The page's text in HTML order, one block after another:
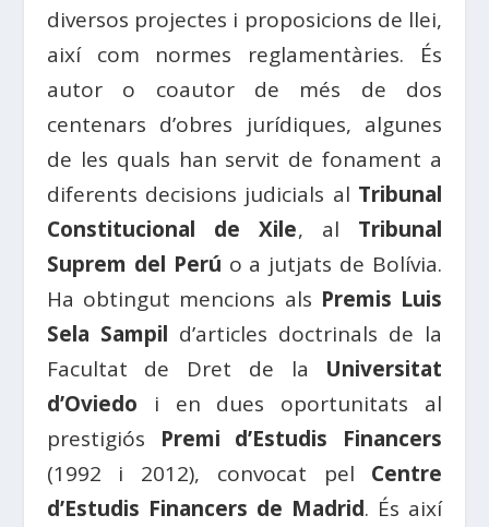
diversos projectes i proposicions de llei,
així com normes reglamentàries. És
autor o coautor de més de dos
centenars d’obres jurídiques, algunes
de les quals han servit de fonament a
diferents decisions judicials al Tribunal
Constitucional de Xile, al Tribunal
Suprem del Perú o a jutjats de Bolívia.
Ha obtingut mencions als Premis Luis
Sela Sampil d’articles doctrinals de la
Facultat de Dret de la Universitat
d’Oviedo i en dues oportunitats al
prestigiós Premi d’Estudis Financers
(1992 i 2012), convocat pel Centre
d’Estudis Financers de Madrid. És així